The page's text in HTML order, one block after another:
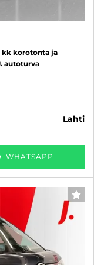
kk korotonta ja
autoturva
lahti
WHATSAPP